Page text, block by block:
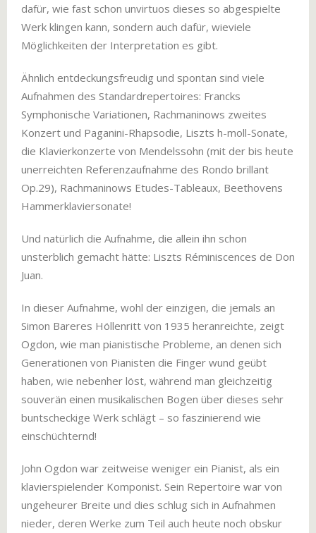
dafür, wie fast schon unvirtuos dieses so abgespielte
Werk klingen kann, sondern auch dafür, wieviele
Möglichkeiten der Interpretation es gibt.
Ähnlich entdeckungsfreudig und spontan sind viele
Aufnahmen des Standardrepertoires: Francks
Symphonische Variationen, Rachmaninows zweites
Konzert und Paganini-Rhapsodie, Liszts h-moll-Sonate,
die Klavierkonzerte von Mendelssohn (mit der bis heute
unerreichten Referenzaufnahme des Rondo brillant
Op.29), Rachmaninows Etudes-Tableaux, Beethovens
Hammerklaviersonate!
Und natürlich die Aufnahme, die allein ihn schon
unsterblich gemacht hätte: Liszts Réminiscences de Don
Juan.
In dieser Aufnahme, wohl der einzigen, die jemals an
Simon Bareres Höllenritt von 1935 heranreichte, zeigt
Ogdon, wie man pianistische Probleme, an denen sich
Generationen von Pianisten die Finger wund geübt
haben, wie nebenher löst, während man gleichzeitig
souverän einen musikalischen Bogen über dieses sehr
buntscheckige Werk schlägt – so faszinierend wie
einschüchternd!
John Ogdon war zeitweise weniger ein Pianist, als ein
klavierspielender Komponist. Sein Repertoire war von
ungeheurer Breite und dies schlug sich in Aufnahmen
nieder, deren Werke zum Teil auch heute noch obskur